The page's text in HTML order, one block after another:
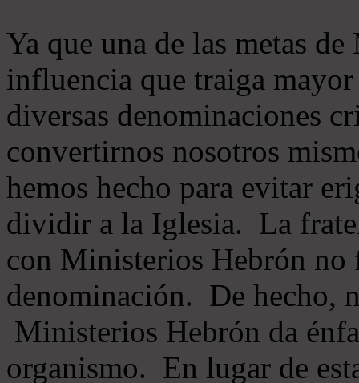
Ya que una de las metas
influencia que traiga
diversas denominaciones
convertirnos nosotros
hemos hecho para evitar
dividir a la Iglesia. La
con Ministerios Hebrón no
denominación. De hecho,
Ministerios Hebrón da
organismo. En lugar de